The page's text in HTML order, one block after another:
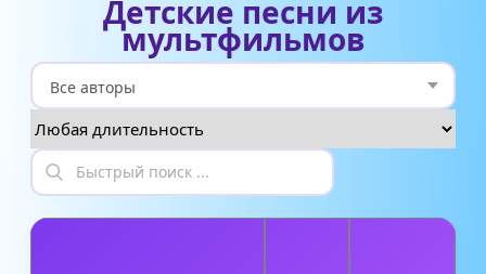
Детские песни из
мультфильмов